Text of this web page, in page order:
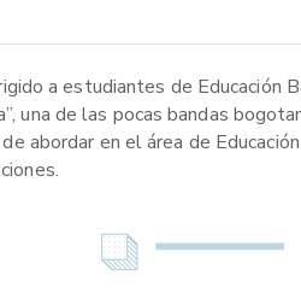
a estudiantes de Educación
una de las pocas bandas
abordar en el área de